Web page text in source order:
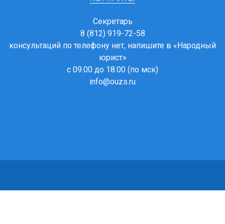
Секретарь
8 (812) 919-72-58
консультаций по телефону нет, напишите в «Народный
юрист»
с 09.00 до 18.00 (по мск)
info@ouzs.ru